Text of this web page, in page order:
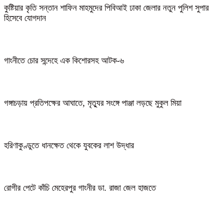
কুষ্টিয়ার কৃতি সন্তান শাফিন মাহমুদের পিবিআই ঢাকা জেলার নতুন পুলিশ সুপার
হিসেবে যোগদান
গাংনীতে চোর সন্দেহে এক কিশোরসহ আটক-৬
গঙ্গাচড়ায় প্রতিপক্ষের আঘাতে, মৃত্যুর সংঙ্গে পাঞ্জা লড়ছে মুকুল মিয়া
হরিণাকুণ্ডুতে ধানক্ষেত থেকে যুবকের লাশ উদ্ধার
রোগীর পেটে কাঁচি মেহেরপুর গাংনীর ডা. রাজা জেল হাজতে